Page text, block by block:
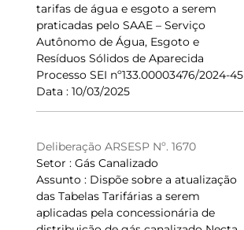
tarifas de água e esgoto a serem
praticadas pelo SAAE – Serviço
Autônomo de Água, Esgoto e
Resíduos Sólidos de Aparecida
Processo SEI nº133.00003476/2024-45
Data : 10/03/2025
Deliberação ARSESP Nº. 1670
Setor : Gás Canalizado
Assunto : Dispõe sobre a atualização
das Tabelas Tarifárias a serem
aplicadas pela concessionária de